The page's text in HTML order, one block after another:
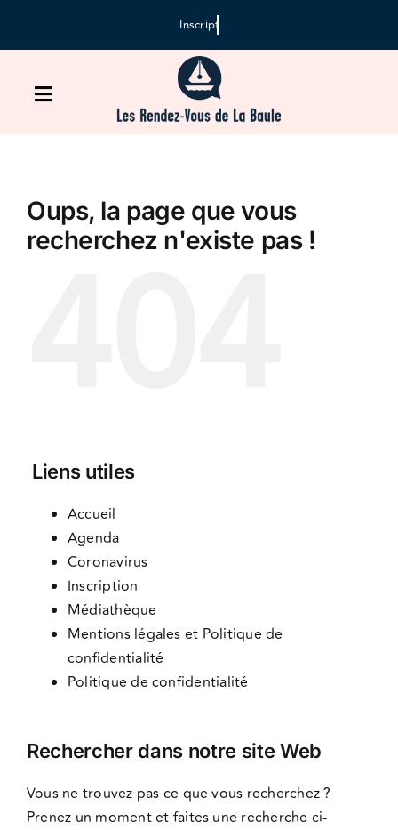
Toggle
Agenda
Oups, la page que vous
recherchez n'existe pas !
Liens utiles
Accueil
Agenda
Coronavirus
Inscription
Médiathèque
Mentions légales et Politique de
confidentialité
Politique de confidentialité
Rechercher dans notre site Web
Vous ne trouvez pas ce que vous recherchez ?
Prenez un moment et faites une recherche ci-